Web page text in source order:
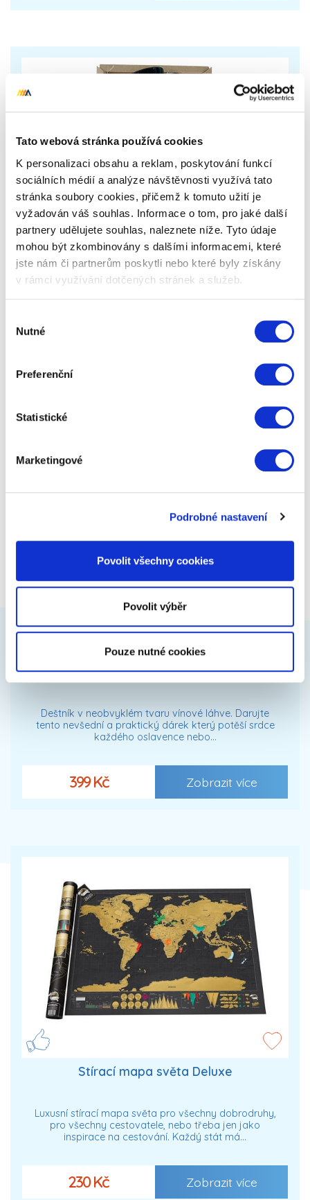
Tato webová stránka používá cookies
K personalizaci obsahu a reklam, poskytování funkcí
sociálních médií a analýze návštěvnosti využívá tato
stránka soubory cookies, přičemž k tomuto užití je
vyžadován váš souhlas. Informace o tom, pro jaké další
partnery udělujete souhlas, naleznete níže. Tyto údaje
mohou být zkombinovány s dalšími informacemi, které
jste nám či partnerům poskytli nebo které byly získány
v rámci využívání dotčených stránek a služeb.
souhlasu
Nutné
Preferenční
Statistické
Marketingové
Podrobné nastavení
Povolit všechny cookies
Povolit výběr
Pouze nutné cookies
Dárkáč Gold Excellence
oblíbených dárků pro dámy. Pečlivě jsme pro vás
599 Kč Zobrazit více
Deštník - láhev vína
Deštník v neobvyklém tvaru vínové láhve. Darujte
tento nevšední a praktický dárek který potěší srdce
každého oslavence nebo…
399 Kč Zobrazit více
Stírací mapa světa Deluxe
Luxusní stírací mapa světa pro všechny dobrodruhy,
pro všechny cestovatele, nebo třeba jen jako
inspirace na cestování. Každý stát má…
230 Kč Zobrazit více